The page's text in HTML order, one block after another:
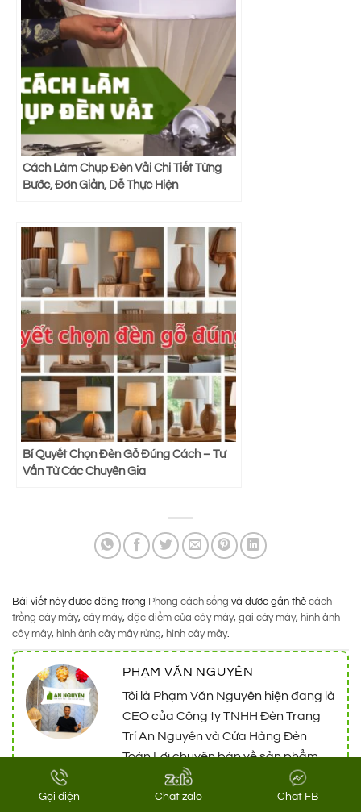
Gọi điện Chat zalo Chat FB
Cách Làm Chụp Đèn Vải Chi Tiết Từng
Bước, Đơn Giản, Dễ Thực Hiện
Bí Quyết Chọn Đèn Gỗ Đúng Cách – Tư
Vấn Từ Các Chuyên Gia
Bài viết này được đăng trong Phong cách sống và được gắn thẻ cách
trồng cây mây, cây mây, đặc điểm của cây mây, gai cây mây, hình ảnh
cây mây, hình ảnh cây mây rừng, hình cây mây.
PHẠM VĂN NGUYÊN
Tôi là Phạm Văn Nguyên hiện đang là
CEO của Công ty TNHH Đèn Trang
Trí An Nguyên và Cửa Hàng Đèn
Toàn Lợi chuyên bán về sản phẩm
thiết bị đèn trang trí tại Hồ Chí Minh
và toàn quốc. Đèn Trang Trí An